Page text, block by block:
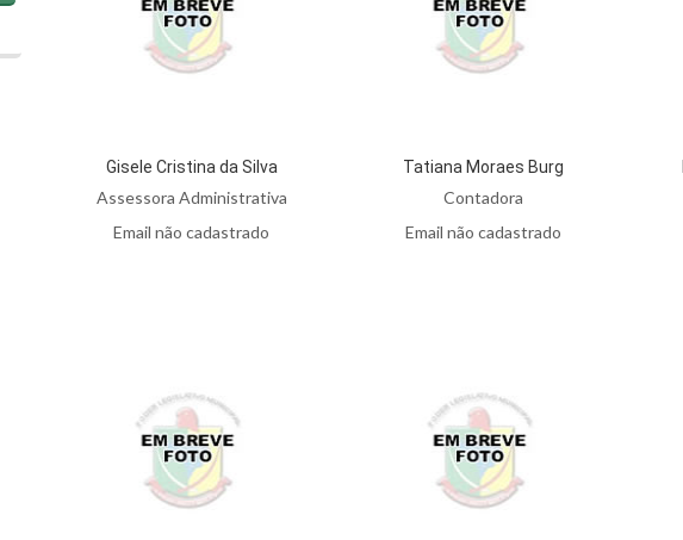
Gisele Cristina da Silva
Assessora Administrativa
Email não cadastrado
Tatiana Moraes Burg
Contadora
Email não cadastrado